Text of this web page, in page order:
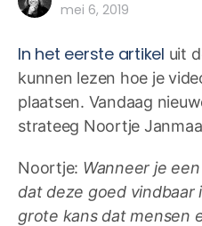
mei 6, 2019
In het eerste artikel uit
kunnen lezen hoe je
plaatsen. Vandaag
strateeg Noortje
Noortje: Wanneer je
dat deze goed vindbaar
grote kans dat mensen